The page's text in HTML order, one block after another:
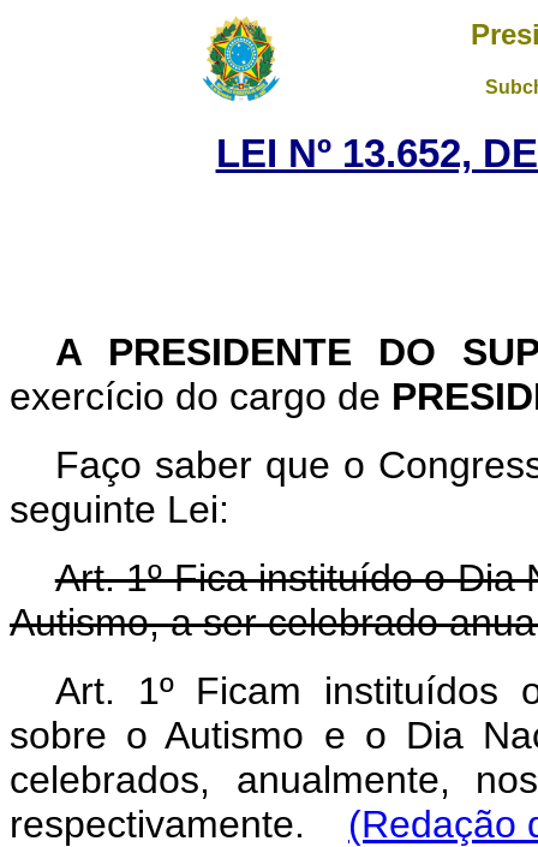
LEI Nº 13.652,
A PRESIDENTE DO
exercício do cargo de
Faço saber que o
seguinte Lei:
Art. 1º Fica instituído o Dia
Autismo, a ser celebrado
Art. 1º Ficam instituídos
sobre o Autismo e o Dia
celebrados, anualmente,
respectivamente. (Redação